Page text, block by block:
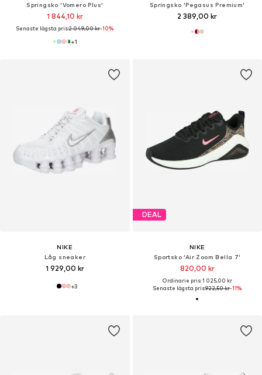
Springsko 'Vomero Plus'
1 844,10 kr
Senaste lägsta pris:2 049,00 kr-10%
+1
Springsko 'Pegasus Premium'
2 389,00 kr
NIKE
Låg sneaker
1 929,00 kr
+3
DEAL
NIKE
Sportsko 'Air Zoom Bella 7'
820,00 kr
Ordinarie pris: 1 025,00 kr
Senaste lägsta pris:922,50 kr-11%